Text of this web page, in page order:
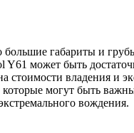
большие габариты и
Y61 может быть
стоимости владения и
которые могут быть
вождения.